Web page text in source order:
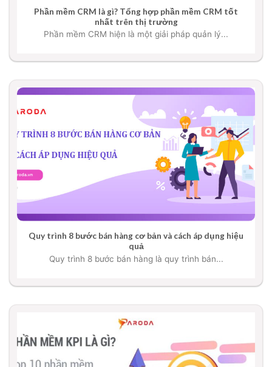
Phần mềm CRM là gì? Tổng hợp phần mềm CRM tốt
nhất trên thị trường
Phần mềm CRM hiện là một giải pháp quản lý...
Quy trình 8 bước bán hàng cơ bản và cách áp dụng hiệu
quả
Quy trình 8 bước bán hàng là quy trình bán...